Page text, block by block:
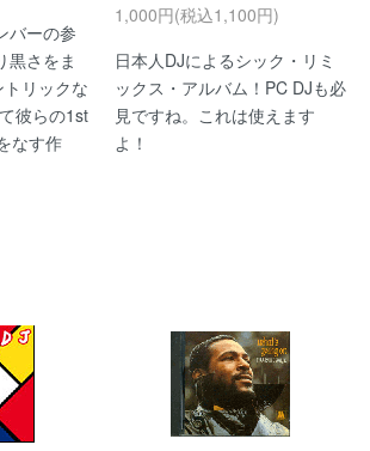
バーの参
黒さをま
リックな
彼らの1st
なす作
1,000円(税込1,100円)
日本人DJによるシック・リミ
ックス・アルバム！PC DJも必
見ですね。これは使えます
よ！